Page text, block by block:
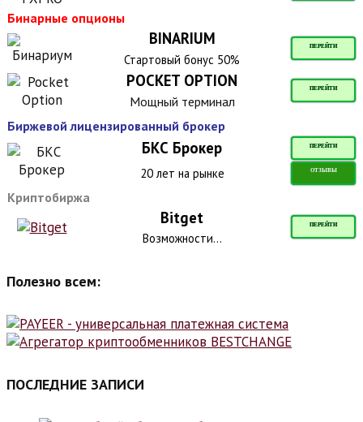
Бинарные опционы
BINARIUM ПЕРЕЙТИ
Стартовый бонус 50%
POCKET OPTION ПЕРЕЙТИ
Мощный терминал
Биржевой лицензированный брокер
БКС Брокер ПЕРЕЙТИ
20 лет на рынке ОТЗЫВЫ
Криптобиржа
Bitget ПЕРЕЙТИ
Возможности...
Полезно всем:
ПОСЛЕДНИЕ ЗАПИСИ